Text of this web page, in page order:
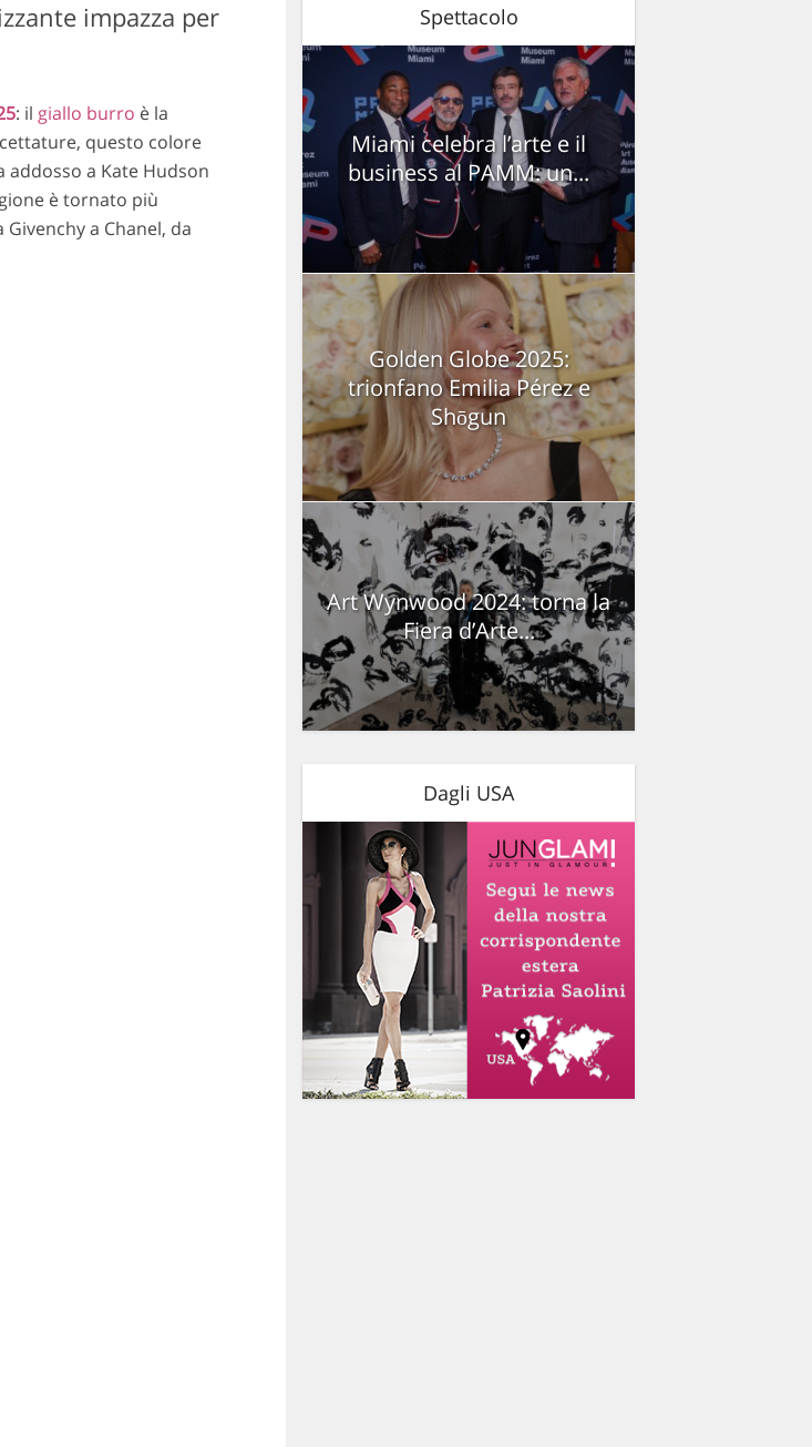
impazza per
: il giallo burro è la
questo colore
addosso a Kate Hudson
è tornato più
a Chanel, da
Spettacolo
Miami celebra l’arte e il
business al PAMM: un...
Golden Globe 2025:
trionfano Emilia Pérez e
Shōgun
Art Wynwood 2024: torna la
Fiera d’Arte...
Dagli USA